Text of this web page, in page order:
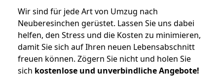
Wir sind für jede Art von Umzug nach
Neuberesinchen gerüstet. Lassen Sie uns dabei
helfen, den Stress und die Kosten zu minimieren,
damit Sie sich auf Ihren neuen Lebensabschnitt
freuen können. Zögern Sie nicht und holen Sie
sich kostenlose und unverbindliche Angebote!